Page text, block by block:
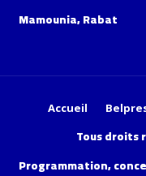
Mamounia, Rabat
Accueil
Tous droits
Programmation,